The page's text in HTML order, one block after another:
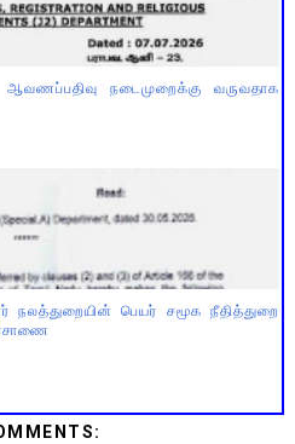
ஆவணப்பதிவு நடைமுறைக்கு வருவதாக
நலத்துறையின் பெயர் சமூக நீதித்துறை